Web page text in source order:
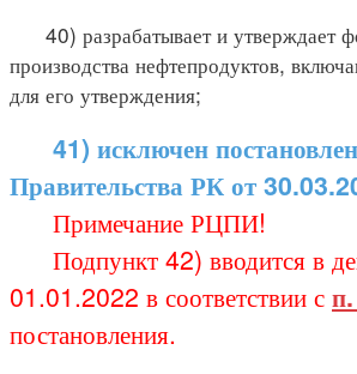
40) разрабатывает и утверждает
производства нефтепродуктов,
для его утверждения;
41) исключен
Правительства РК от
Примечание РЦПИ!
Подпункт 42) вводится в
01.01.2022 в соответствии с
постановления.